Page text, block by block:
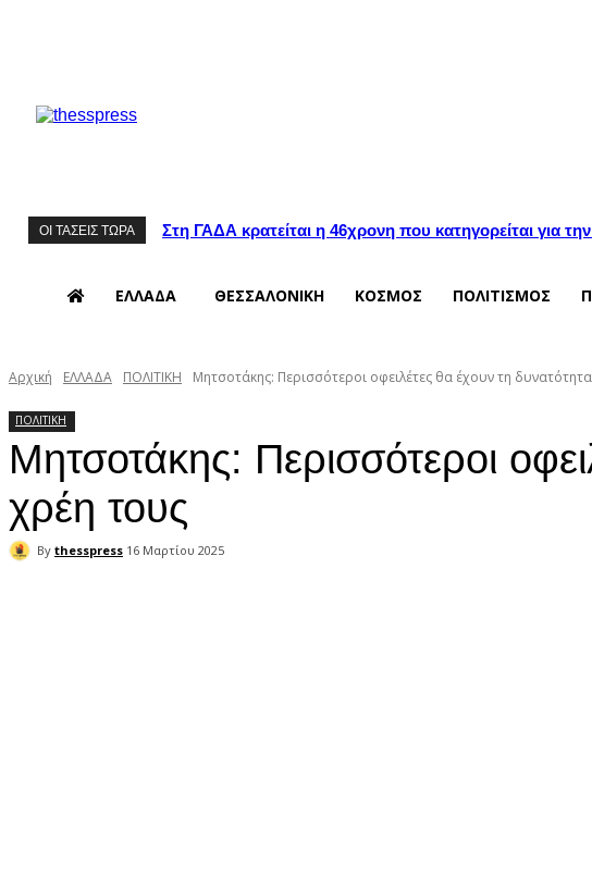
ΟΙ ΤΑΣΕΙΣ ΤΩΡΑ Στη ΓΑΔΑ κρατείται η 46χρονη που κατηγορείται για
ΕΛΛΑΔΑ ΘΕΣΣΑΛΟΝΙΚΗ ΚΟΣΜΟΣ ΠΟΛΙΤΙΣΜΟΣ
Αρχική ΕΛΛΑΔΑ ΠΟΛΙΤΙΚΗ Μητσοτάκης: Περισσότεροι οφειλέτες θα έχουν τη
ΠΟΛΙΤΙΚΗ
Μητσοτάκης: Περισσότεροι
χρέη τους
By thesspress 16 Μαρτίου 2025